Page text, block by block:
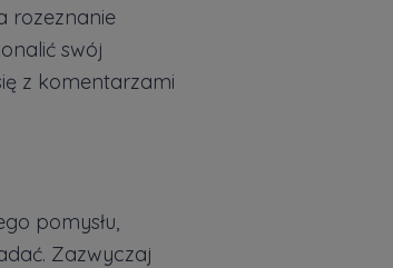
rozeznanie
swój
z komentarzami
pomysłu,
Zazwyczaj